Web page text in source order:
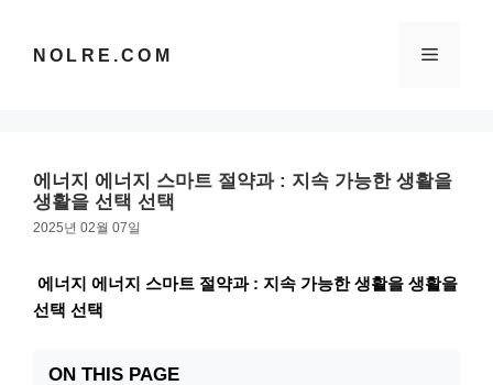
NOLRE.COM 메
에너지 에너지 스마트 절약과 : 지속 가능한 생활을
생활을 선택 선택
2025년 02월 07일
에너지 에너지 스마트 절약과 : 지속 가능한 생활을 생활을
선택 선택
ON THIS PAGE